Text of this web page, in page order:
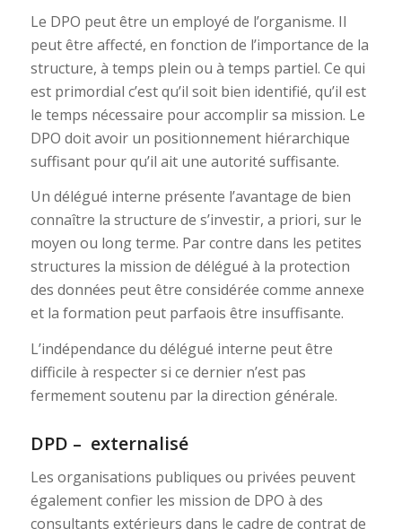
Le DPO peut être un employé de l’organisme. Il
peut être affecté, en fonction de l’importance de la
structure, à temps plein ou à temps partiel. Ce qui
est primordial c’est qu’il soit bien identifié, qu’il est
le temps nécessaire pour accomplir sa mission. Le
DPO doit avoir un positionnement hiérarchique
suffisant pour qu’il ait une autorité suffisante.
Un délégué interne présente l’avantage de bien
connaître la structure de s’investir, a priori, sur le
moyen ou long terme. Par contre dans les petites
structures la mission de délégué à la protection
des données peut être considérée comme annexe
et la formation peut parfaois être insuffisante.
L’indépendance du délégué interne peut être
difficile à respecter si ce dernier n’est pas
fermement soutenu par la direction générale.
DPD – externalisé
Les organisations publiques ou privées peuvent
également confier les mission de DPO à des
consultants extérieurs dans le cadre de contrat de